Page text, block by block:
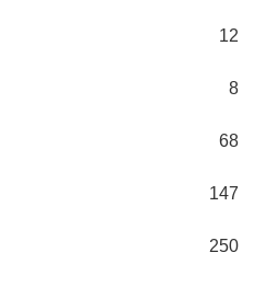
12
8
68
147
250